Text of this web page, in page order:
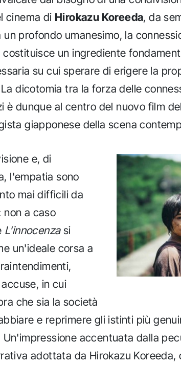
cinema di Hirokazu Koreeda, da
profondo umanesimo, la
costituisce un ingrediente
su cui sperare di erigere la
dicotomia tra la forza delle
è dunque al centro del nuovo film
giapponese della scena
e, di
l'empatia sono
mai difficili da
non a caso
L'innocenzasi
un'ideale corsa a
in cui
che sia la società
e reprimere gli istinti più
accentuata dalla
adottata da Hirokazu Koreeda,